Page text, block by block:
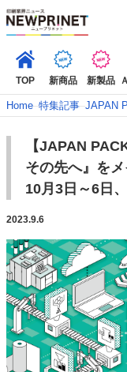
TOP 新商品 新製品
インデックス
TOP
新着記事
インタビュー
コ
カテゴリー一覧
新商品 新製品 ＡＩ
SDGs・地域
ポストプ
市場・統計
人事・移転
特集記事カテゴリー一
2022 見える化・MIS特集
Home–特集記事–JAPAN
【JAPAN
その先へ』を
10月3日～6日
2023.9.6